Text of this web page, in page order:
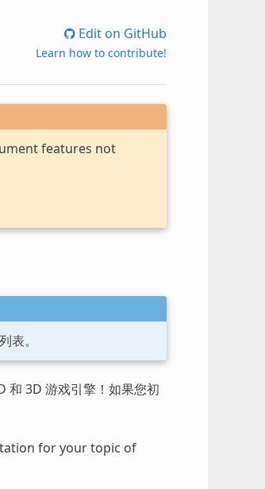
Edit on GitHub
Learn how to contribute!
features not
表。
和 3D 游戏引擎！如果您初
for your topic of